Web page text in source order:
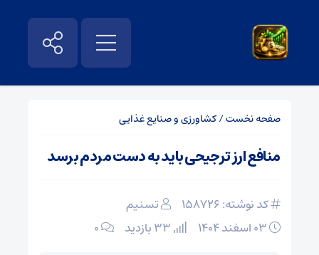
صفحه نخست/کشاورزی و صنایع غذایی
منافع ارز ترجیحی باید به دست مردم برسد
کد نوشته: 158726
تسنیم
۰